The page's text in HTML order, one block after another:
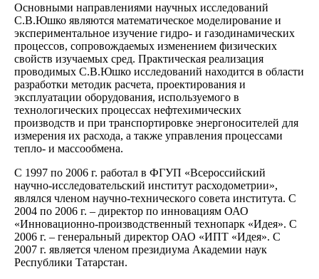
Основными направлениями научных исследований
С.В.Юшко являются математическое моделирование и
экспериментальное изучение гидро- и газодинамических
процессов, сопровождаемых изменением физических
свойств изучаемых сред. Практическая реализация
проводимых С.В.Юшко исследований находится в области
разработки методик расчета, проектирования и
эксплуатации оборудования, используемого в
технологических процессах нефтехимических
производств и при транспортировке энергоносителей для
измерения их расхода, а также управления процессами
тепло- и массообмена.
С 1997 по 2006 г. работал в ФГУП «Всероссийский
научно-исследовательский институт расходометрии»,
являлся членом научно-технического совета института. С
2004 по 2006 г. – директор по инновациям ОАО
«Инновационно-производственный технопарк «Идея». С
2006 г. – генеральный директор ОАО «ИПТ «Идея». С
2007 г. является членом президиума Академии наук
Республики Татарстан.